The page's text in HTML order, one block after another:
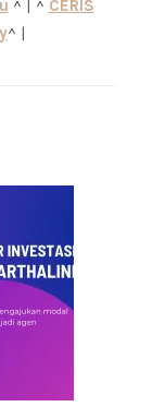
^ | ^ CERIS
^ |